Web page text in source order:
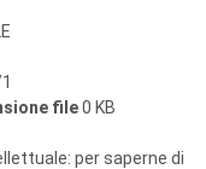
file0 KB
per saperne di